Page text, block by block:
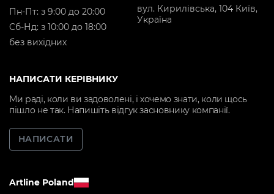
вул. Кирилівська, 104 Київ,
Україна
Пн-Пт: з 9:00 до 20:00
Cб-Нд: з 10:00 до 18:00
без вихідних
НАПИСАТИ КЕРІВНИКУ
Ми раді, коли ви задоволені, і хочемо знати, коли щось
пішло не так. Напишіть відгук засновнику компанії.
НАПИСАТИ
Artline Poland